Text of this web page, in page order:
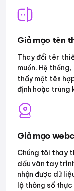
Giả mạo tên
Thay đổi tên
muốn. Hệ
thấy một tên
định hoặc trùng
Giả mạo
Chúng tôi thay
dấu vân tay
nhận được dữ
lộ thông số thực